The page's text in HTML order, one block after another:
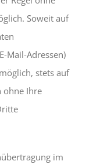
Soweit auf
Mail-Adressen)
stets auf
ohne Ihre
im